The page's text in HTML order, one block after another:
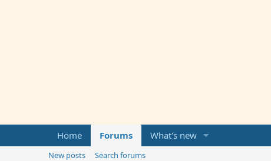
Home Forums What's new
New posts
Search forums